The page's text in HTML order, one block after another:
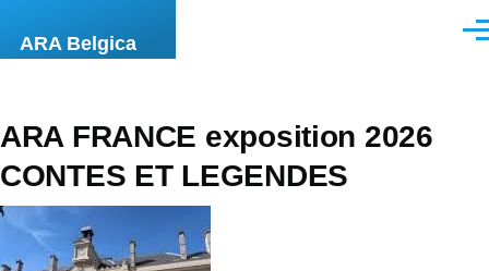
ARA Belgica
ARA FRANCE exposition 2026
CONTES ET LEGENDES